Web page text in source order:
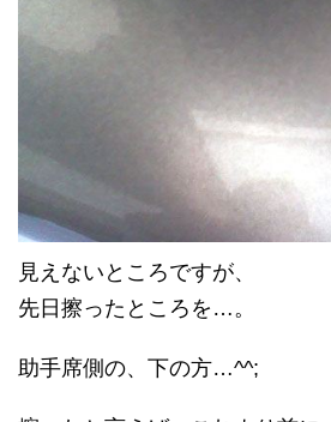
見えないところですが、
先日擦ったところを…。
助手席側の、下の方…^^;